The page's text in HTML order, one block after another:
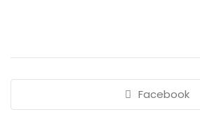
Facebook